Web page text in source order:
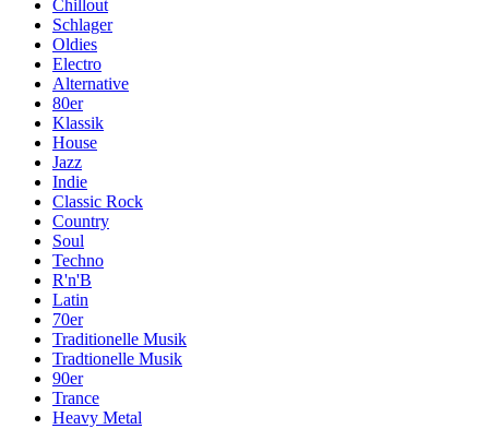
Chillout
Schlager
Oldies
Electro
Alternative
80er
Klassik
House
Jazz
Indie
Classic Rock
Country
Soul
Techno
R'n'B
Latin
70er
Traditionelle Musik
Tradtionelle Musik
90er
Trance
Heavy Metal